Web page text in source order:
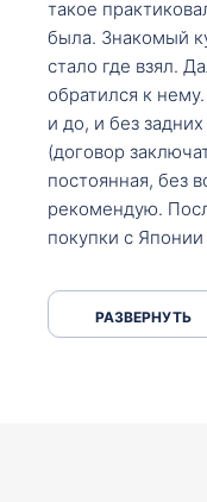
такое
была. Знакомый
стало где взял.
обратился к
и до, и без
(договор
постоянная, без
рекомендую.
покупки с
что заполнить,
приехал за авто.
РАЗВЕРНУТЬ